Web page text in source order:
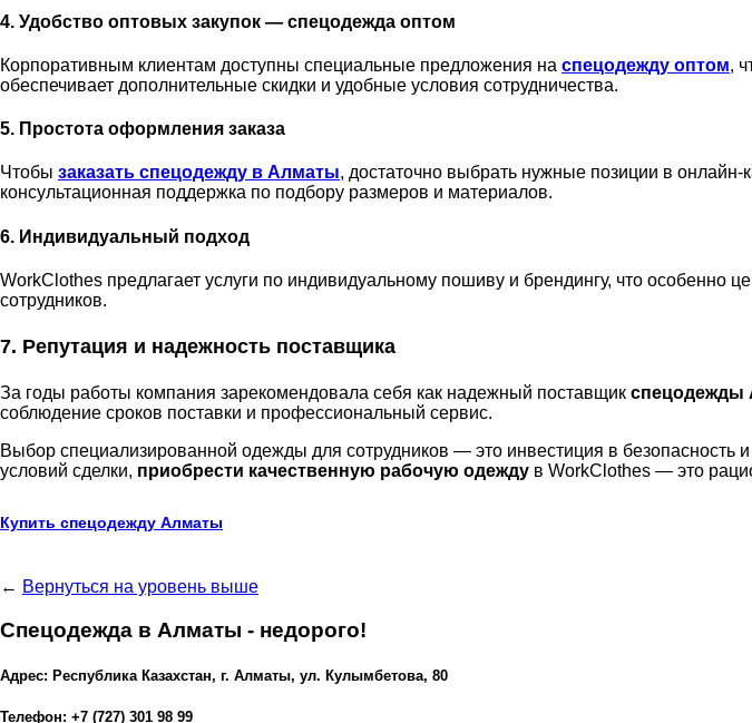
4. Удобство оптовых закупок — спецодежда оптом
Корпоративным клиентам доступны специальные предложения на спецодежду оптом,
обеспечивает дополнительные скидки и удобные условия сотрудничества.
5. Простота оформления заказа
Чтобы заказать спецодежду в Алматы, достаточно выбрать нужные позиции в онлайн-
консультационная поддержка по подбору размеров и материалов.
6. Индивидуальный подход
WorkClothes предлагает услуги по индивидуальному пошиву и брендингу, что
сотрудников.
7. Репутация и надежность поставщика
За годы работы компания зарекомендовала себя как надежный поставщик спецодежды
соблюдение сроков поставки и профессиональный сервис.
Выбор специализированной одежды для сотрудников — это инвестиция в
условий сделки, приобрести качественную рабочую одежду в WorkClothes — это
Купить спецодежду Алматы
← Вернуться на уровень выше
Спецодежда в Алматы - недорого!
Адрес: Республика Казахстан, г. Алматы, ул. Кулымбетова, 80
Телефон: +7 (727) 301 98 99